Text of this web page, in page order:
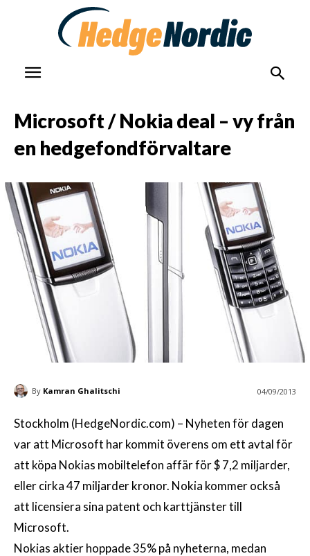
Microsoft / Nokia deal – vy från
en hedgefondförvaltare
By Kamran Ghalitschi 04/09/2013
Stockholm (HedgeNordic.com) – Nyheten för dagen
var att Microsoft har kommit överens om ett avtal för
att köpa Nokias mobiltelefon affär för $ 7,2 miljarder,
eller cirka 47 miljarder kronor. Nokia kommer också
att licensiera sina patent och karttjänster till
Microsoft.
Nokias aktier hoppade 35% på nyheterna, medan